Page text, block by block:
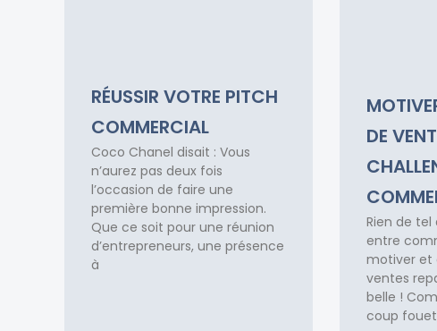
RÉUSSIR VOTRE PITCH
COMMERCIAL
Coco Chanel disait : Vous
n’aurez pas deux fois
l’occasion de faire une
première bonne impression.
Que ce soit pour une réunion
d’entrepreneurs, une présence
à
DE
Rien de
entre
motiver et
ventes
belle !
coup